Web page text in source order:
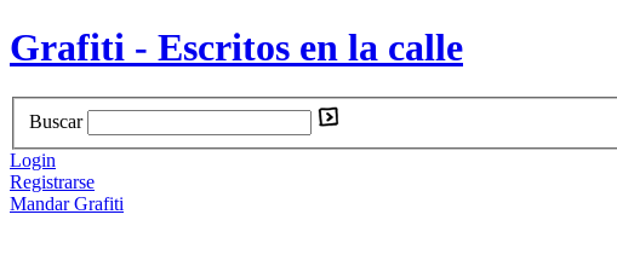
Grafiti - Escritos en la calle
Buscar
Login
Registrarse
Mandar Grafiti